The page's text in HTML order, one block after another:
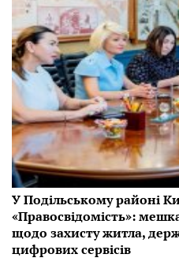
У Подільському районі
«Правосвідомість»:
щодо захисту житла,
цифрових сервісів